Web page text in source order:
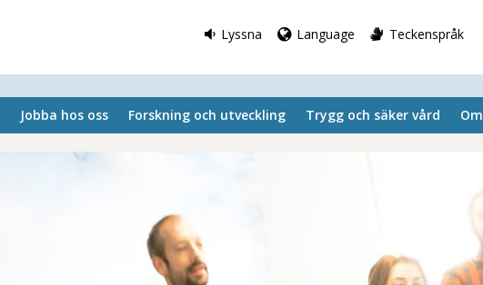
Lyssna Language Teckenspråk
Jobba hos oss Forskning och utveckling Trygg och säker vård